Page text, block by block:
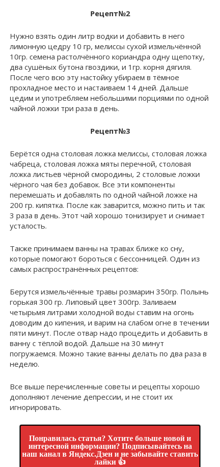
Рецепт№2
Нужно взять один литр водки и добавить в него
лимонную цедру 10 гр, мелиссы сухой измельчённой
10гр. семена растолчённого кориандра одну щепотку,
два сушёных бутона гвоздики, и 1гр. корня дягиля.
После чего всю эту настойку убираем в тёмное
прохладное место и настаиваем 14 дней. Дальше
цедим и употребляем небольшими порциями по одной
чайной ложки три раза в день.
Рецепт№3
Берётся одна столовая ложка мелиссы, столовая ложка
чабреца, столовая ложка мяты перечной, столовая
ложка листьев чёрной смородины, 2 столовые ложки
чёрного чая без добавок. Все эти компоненты
перемешать и добавлять по одной чайной ложке на
200 гр. кипятка. После как заварится, можно пить и так
3 раза в день. Этот чай хорошо тонизирует и снимает
усталость.
Также принимаем ванны на травах ближе ко сну,
которые помогают бороться с бессонницей. Один из
самых распространённых рецептов:
Берутся измельчённые травы розмарин 350гр. Полынь
горькая 300 гр. Липовый цвет 300гр. Заливаем
четырьмя литрами холодной воды ставим на огонь
доводим до кипения, и варим на слабом огне в течении
пяти минут. После отвар надо процедить и добавить в
ванну с тёплой водой. Дальше на 30 минут
погружаемся. Можно такие ванны делать по два раза в
неделю.
Все выше перечисленные советы и рецепты хорошо
дополняют лечение депрессии, и не стоит их
игнорировать.
Понравилась статья? Хотите больше новой и
интересной информации? Подписывайтесь на
наш канал в Яндекс.Дзен и не забывайте ставить
лайки 👍